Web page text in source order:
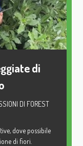
di
DI FOREST
dove possibile
di fiori.